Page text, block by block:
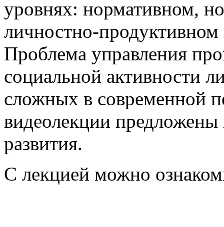
уровнях: нормативном,
личностно-
Проблема управления
социальной активности
сложных в современной
видеолекции
развития.
С лекцией можно